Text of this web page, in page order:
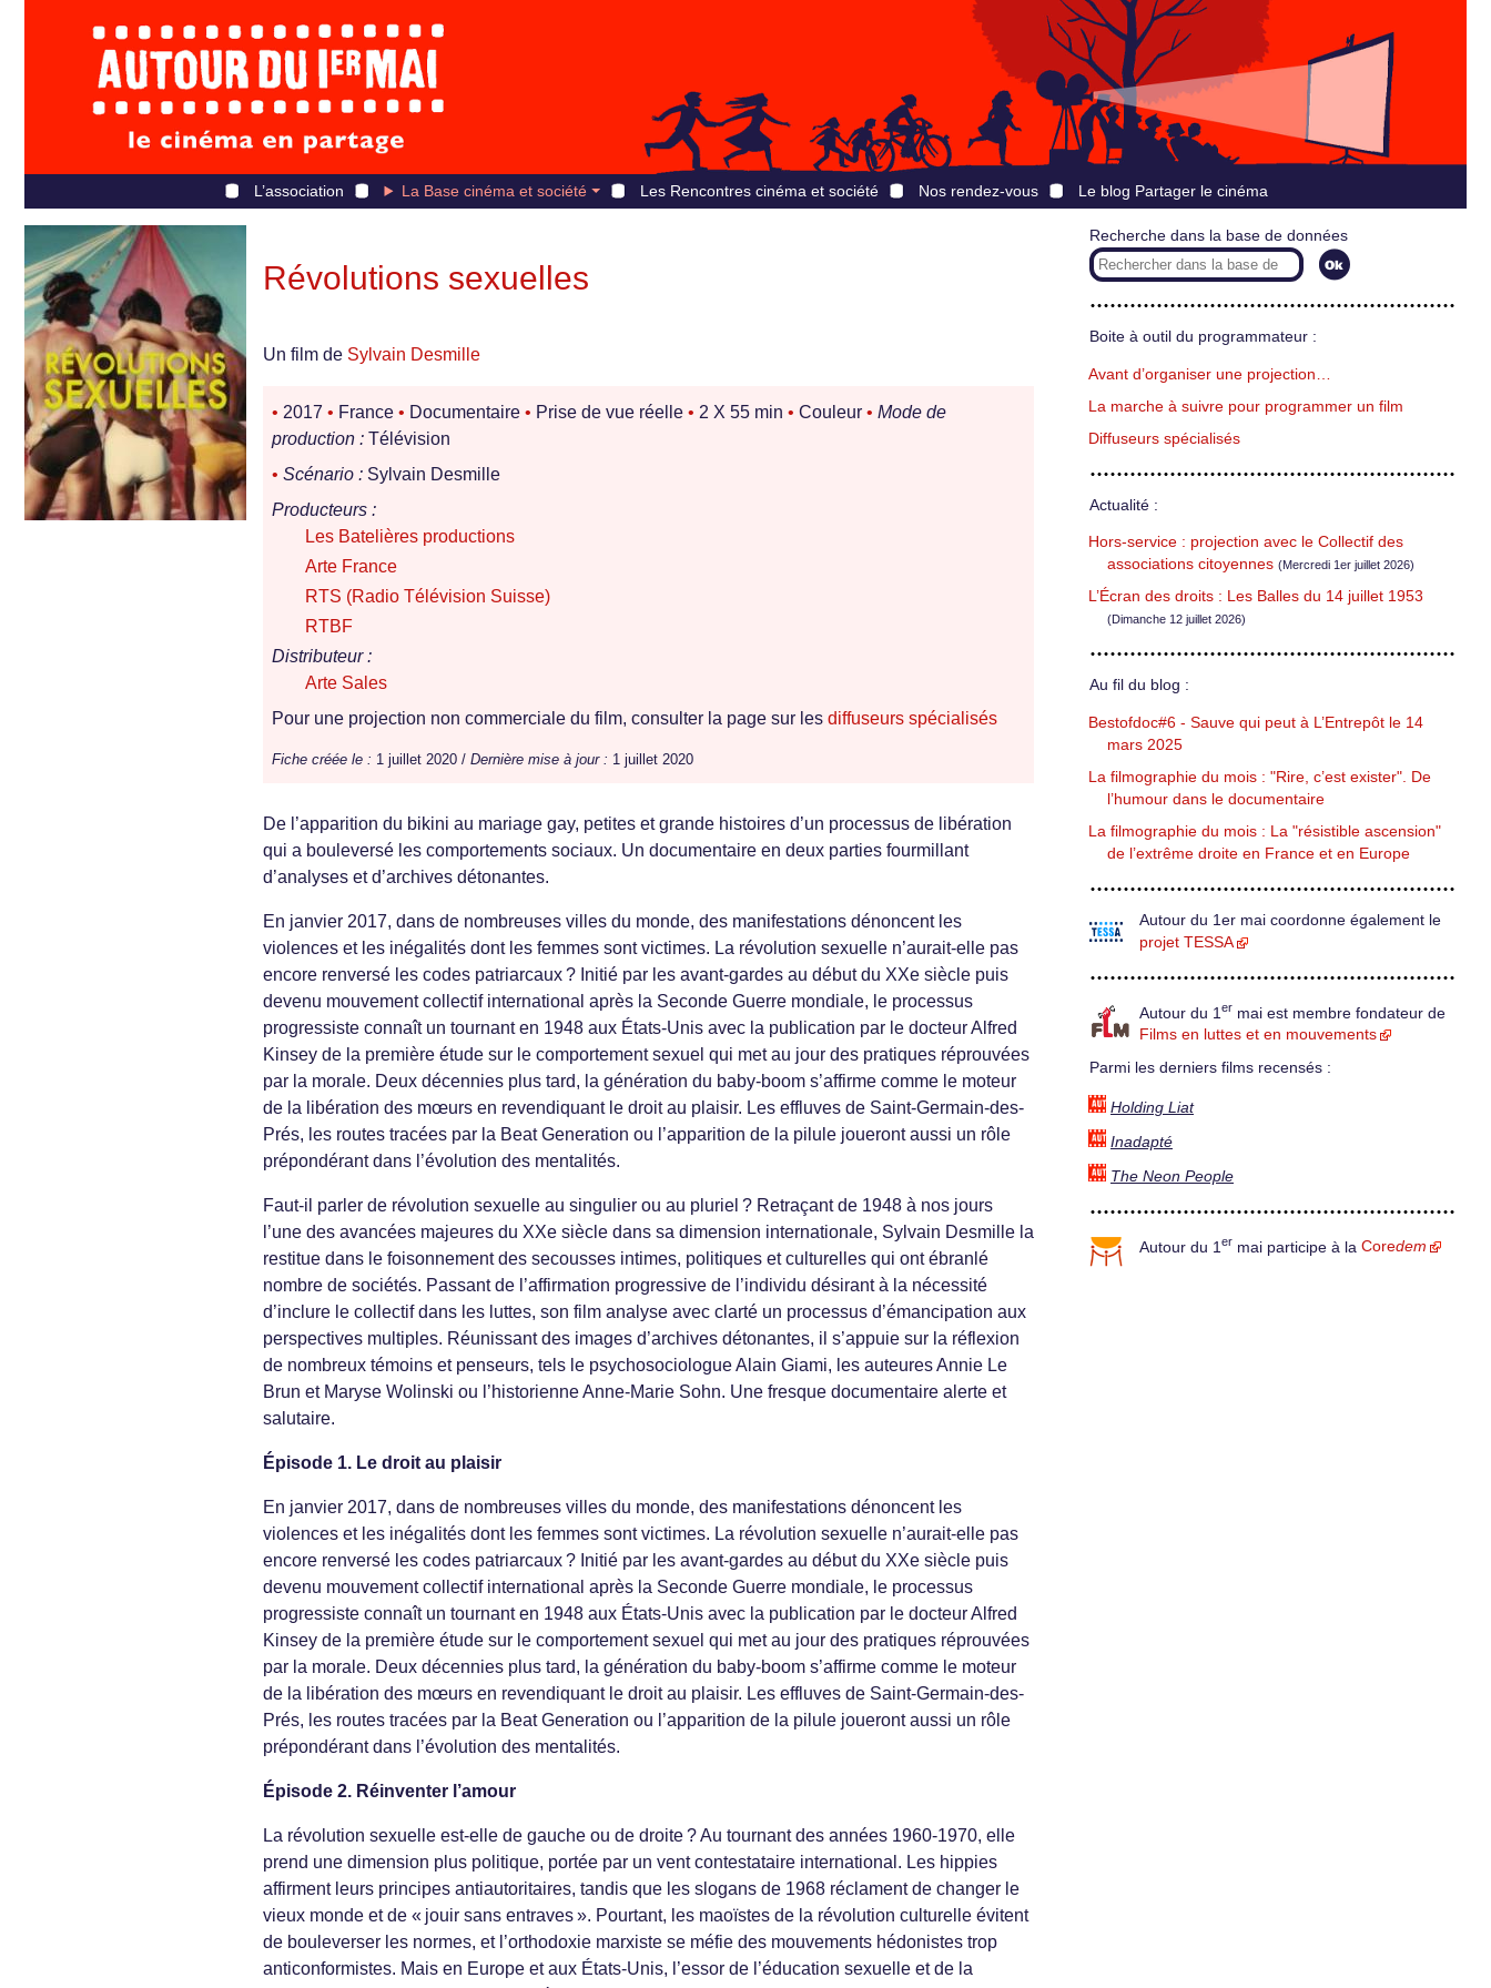
L’association La Base cinéma et société Les Rencontres cinéma et société Nos rendez-vous Le blog Partager le cinéma
Révolutions sexuelles
Un film de Sylvain Desmille
• 2017 • France • Documentaire • Prise de vue réelle • 2 X 55 min • Couleur • Mode de
production : Télévision
• Scénario : Sylvain Desmille
Producteurs :
Les Batelières productions
Arte France
RTS (Radio Télévision Suisse)
RTBF
Distributeur :
Arte Sales
Pour une projection non commerciale du film, consulter la page sur les diffuseurs spécialisés
Fiche créée le : 1 juillet 2020 / Dernière mise à jour : 1 juillet 2020
De l’apparition du bikini au mariage gay, petites et grande histoires d’un processus de libération
qui a bouleversé les comportements sociaux. Un documentaire en deux parties fourmillant
d’analyses et d’archives détonantes.
En janvier 2017, dans de nombreuses villes du monde, des manifestations dénoncent les
violences et les inégalités dont les femmes sont victimes. La révolution sexuelle n’aurait-elle pas
encore renversé les codes patriarcaux ? Initié par les avant-gardes au début du XXe siècle puis
devenu mouvement collectif international après la Seconde Guerre mondiale, le processus
progressiste connaît un tournant en 1948 aux États-Unis avec la publication par le docteur Alfred
Kinsey de la première étude sur le comportement sexuel qui met au jour des pratiques réprouvées
par la morale. Deux décennies plus tard, la génération du baby-boom s’affirme comme le moteur
de la libération des mœurs en revendiquant le droit au plaisir. Les effluves de Saint-Germain-des-
Prés, les routes tracées par la Beat Generation ou l’apparition de la pilule joueront aussi un rôle
prépondérant dans l’évolution des mentalités.
Faut-il parler de révolution sexuelle au singulier ou au pluriel ? Retraçant de 1948 à nos jours
l’une des avancées majeures du XXe siècle dans sa dimension internationale, Sylvain Desmille la
restitue dans le foisonnement des secousses intimes, politiques et culturelles qui ont ébranlé
nombre de sociétés. Passant de l’affirmation progressive de l’individu désirant à la nécessité
d’inclure le collectif dans les luttes, son film analyse avec clarté un processus d’émancipation aux
perspectives multiples. Réunissant des images d’archives détonantes, il s’appuie sur la réflexion
de nombreux témoins et penseurs, tels le psychosociologue Alain Giami, les auteures Annie Le
Brun et Maryse Wolinski ou l’historienne Anne-Marie Sohn. Une fresque documentaire alerte et
salutaire.
Épisode 1. Le droit au plaisir
En janvier 2017, dans de nombreuses villes du monde, des manifestations dénoncent les
violences et les inégalités dont les femmes sont victimes. La révolution sexuelle n’aurait-elle pas
encore renversé les codes patriarcaux ? Initié par les avant-gardes au début du XXe siècle puis
devenu mouvement collectif international après la Seconde Guerre mondiale, le processus
progressiste connaît un tournant en 1948 aux États-Unis avec la publication par le docteur Alfred
Kinsey de la première étude sur le comportement sexuel qui met au jour des pratiques réprouvées
par la morale. Deux décennies plus tard, la génération du baby-boom s’affirme comme le moteur
de la libération des mœurs en revendiquant le droit au plaisir. Les effluves de Saint-Germain-des-
Prés, les routes tracées par la Beat Generation ou l’apparition de la pilule joueront aussi un rôle
prépondérant dans l’évolution des mentalités.
Épisode 2. Réinventer l’amour
La révolution sexuelle est-elle de gauche ou de droite ? Au tournant des années 1960-1970, elle
prend une dimension plus politique, portée par un vent contestataire international. Les hippies
affirment leurs principes antiautoritaires, tandis que les slogans de 1968 réclament de changer le
vieux monde et de « jouir sans entraves ». Pourtant, les maoïstes de la révolution culturelle évitent
de bouleverser les normes, et l’orthodoxie marxiste se méfie des mouvements hédonistes trop
anticonformistes. Mais en Europe et aux États-Unis, l’essor de l’éducation sexuelle et de la
Recherche dans la base de données
Boite à outil du programmateur :
Avant d’organiser une projection…
La marche à suivre pour programmer un film
Diffuseurs spécialisés
Actualité :
Hors-service : projection avec le Collectif des
associations citoyennes (Mercredi 1er juillet 2026)
L’Écran des droits : Les Balles du 14 juillet 1953
(Dimanche 12 juillet 2026)
Au fil du blog :
Bestofdoc#6 - Sauve qui peut à L’Entrepôt le 14
mars 2025
La filmographie du mois : "Rire, c’est exister". De
l’humour dans le documentaire
La filmographie du mois : La "résistible ascension"
de l’extrême droite en France et en Europe
Autour du 1er mai coordonne également le
projet TESSA
Autour du 1 er mai est membre fondateur de
Films en luttes et en mouvements
Parmi les derniers films recensés :
Holding Liat
Inadapté
The Neon People
Autour du 1 er mai participe à la Coredem